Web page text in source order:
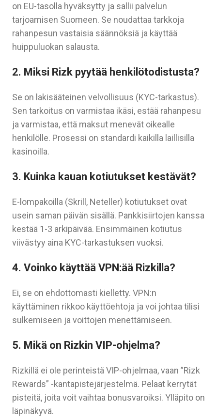
on EU-tasolla hyväksytty ja sallii palvelun
tarjoamisen Suomeen. Se noudattaa tarkkoja
rahanpesun vastaisia säännöksiä ja käyttää
huippuluokan salausta.
2. Miksi Rizk pyytää henkilötodistusta?
Se on lakisääteinen velvollisuus (KYC-tarkastus).
Sen tarkoitus on varmistaa ikäsi, estää rahanpesu
ja varmistaa, että maksut menevät oikealle
henkilölle. Prosessi on standardi kaikilla laillisilla
kasinoilla.
3. Kuinka kauan kotiutukset kestävät?
E-lompakoilla (Skrill, Neteller) kotiutukset ovat
usein saman päivän sisällä. Pankkisiirtojen kanssa
kestää 1-3 arkipäivää. Ensimmäinen kotiutus
viivästyy aina KYC-tarkastuksen vuoksi.
4. Voinko käyttää VPN:ää Rizkilla?
Ei, se on ehdottomasti kielletty. VPN:n
käyttäminen rikkoo käyttöehtoja ja voi johtaa tilisi
sulkemiseen ja voittojen menettämiseen.
5. Mikä on Rizkin VIP-ohjelma?
Rizkillä ei ole perinteistä VIP-ohjelmaa, vaan ”Rizk
Rewards” -kantapistejärjestelmä. Pelaat kerrytät
pisteitä, joita voit vaihtaa bonusvaroiksi. Ylläpito on
läpinäkyvä.